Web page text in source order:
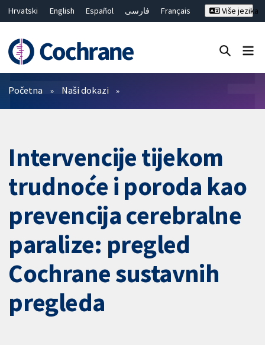
Hrvatski English Español فارسی
Français
繁體中文
简体中文
Više jezika
Prečistači
Početna Naši dokazi
Intervencije tijekom
trudnoće i poroda kao
prevencija cerebralne
paralize: pregled
Cochrane sustavnih
pregleda